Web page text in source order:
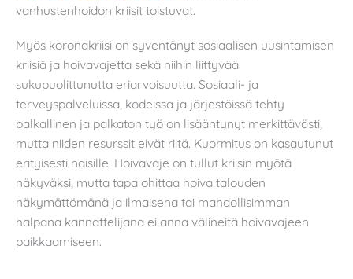
vanhustenhoidon kriisit toistuvat.
Myös koronakriisi on syventänyt sosiaalisen uusintamisen
kriisiä ja hoivavajetta sekä niihin liittyvää
sukupuolittunutta eriarvoisuutta. Sosiaali- ja
terveyspalveluissa, kodeissa ja järjestöissä tehty
palkallinen ja palkaton työ on lisääntynyt merkittävästi,
mutta niiden resurssit eivät riitä. Kuormitus on kasautunut
erityisesti naisille. Hoivavaje on tullut kriisin myötä
näkyväksi, mutta tapa ohittaa hoiva talouden
näkymättömänä ja ilmaisena tai mahdollisimman
halpana kannattelijana ei anna välineitä hoivavajeen
paikkaamiseen.